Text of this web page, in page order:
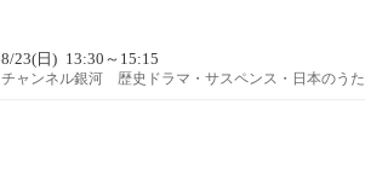
8/23(日) 13:30～15:15
チャンネル銀河 歴史ドラマ・サスペンス・日本のうた